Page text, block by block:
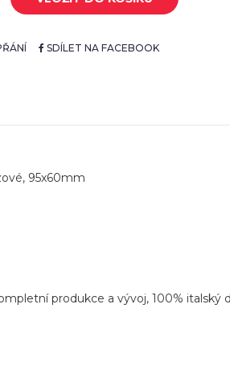
SDÍLET NA FACEBOOK
95x60mm
produkce a vývoj, 100% italský